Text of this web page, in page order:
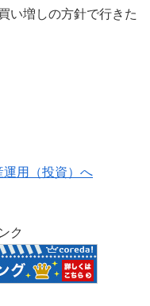
い増しの方針で行きた
ク